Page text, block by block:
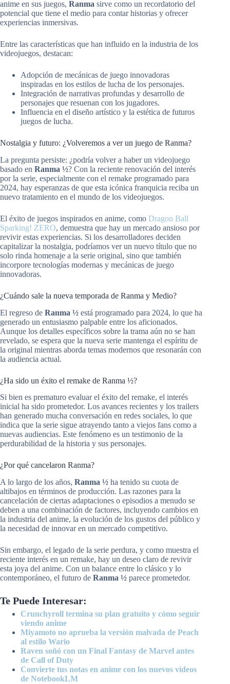
anime en sus juegos, Ranma sirve como un recordatorio del
potencial que tiene el medio para contar historias y ofrecer
experiencias inmersivas.
Entre las características que han influido en la industria de los
videojuegos, destacan:
Adopción de mecánicas de juego innovadoras
inspiradas en los estilos de lucha de los personajes.
Integración de narrativas profundas y desarrollo de
personajes que resuenan con los jugadores.
Influencia en el diseño artístico y la estética de futuros
juegos de lucha.
Nostalgia y futuro: ¿Volveremos a ver un juego de Ranma?
La pregunta persiste: ¿podría volver a haber un videojuego
basado en Ranma ½? Con la reciente renovación del interés
por la serie, especialmente con el remake programado para
2024, hay esperanzas de que esta icónica franquicia reciba un
nuevo tratamiento en el mundo de los videojuegos.
El éxito de juegos inspirados en anime, como Dragon Ball
Sparking! ZERO, demuestra que hay un mercado ansioso por
revivir estas experiencias. Si los desarrolladores deciden
capitalizar la nostalgia, podríamos ver un nuevo título que no
solo rinda homenaje a la serie original, sino que también
incorpore tecnologías modernas y mecánicas de juego
innovadoras.
¿Cuándo sale la nueva temporada de Ranma y Medio?
El regreso de Ranma ½ está programado para 2024, lo que ha
generado un entusiasmo palpable entre los aficionados.
Aunque los detalles específicos sobre la trama aún no se han
revelado, se espera que la nueva serie mantenga el espíritu de
la original mientras aborda temas modernos que resonarán con
la audiencia actual.
¿Ha sido un éxito el remake de Ranma ½?
Si bien es prematuro evaluar el éxito del remake, el interés
inicial ha sido prometedor. Los avances recientes y los trailers
han generado mucha conversación en redes sociales, lo que
indica que la serie sigue atrayendo tanto a viejos fans como a
nuevas audiencias. Este fenómeno es un testimonio de la
perdurabilidad de la historia y sus personajes.
¿Por qué cancelaron Ranma?
A lo largo de los años, Ranma ½ ha tenido su cuota de
altibajos en términos de producción. Las razones para la
cancelación de ciertas adaptaciones o episodios a menudo se
deben a una combinación de factores, incluyendo cambios en
la industria del anime, la evolución de los gustos del público y
la necesidad de innovar en un mercado competitivo.
Sin embargo, el legado de la serie perdura, y como muestra el
reciente interés en un remake, hay un deseo claro de revivir
esta joya del anime. Con un balance entre lo clásico y lo
contemporáneo, el futuro de Ranma ½ parece prometedor.
Te Puede Interesar:
Crunchyroll termina su plan gratuito y cómo seguir
viendo anime
Miyamoto no aprueba la versión malvada de Peach
al estilo Wario
Raven soñó con un Final Fantasy de Marvel antes
de Call of Duty
Convierte tus notas en anime con los nuevos videos
de NotebookLM